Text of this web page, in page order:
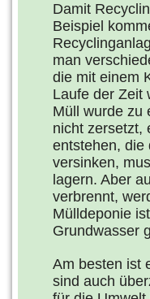
Damit
Beispiel
man
die mit einem
Laufe der Zeit
Müll wurde zu
nicht zersetzt,
entstehen, die
versinken,
lagern. Aber
verbrennt,
Mülldeponie
Grundwasser
Am besten ist
sind auch